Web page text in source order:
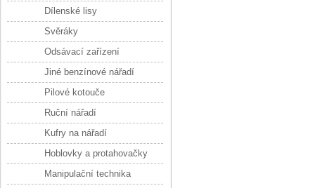
Dílenské lisy
Svěráky
Odsávací zařízení
Jiné benzínové nářadí
Pilové kotouče
Ruční nářadí
Kufry na nářadí
Hoblovky a protahovačky
Manipulační technika